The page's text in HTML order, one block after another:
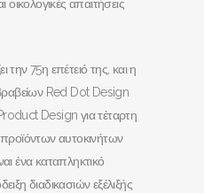
οικολογικές απαιτήσεις
την 75η επέτειό της, και η
Red Dot Design
Design για τέταρτη
αυτοκινήτων
ένα καταπληκτικό
διαδικασιών εξέλιξής